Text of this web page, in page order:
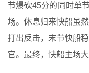
节爆砍45分的同时单
场。休息归来快船虽
打出反击，末节快船
官。最终，快船主场